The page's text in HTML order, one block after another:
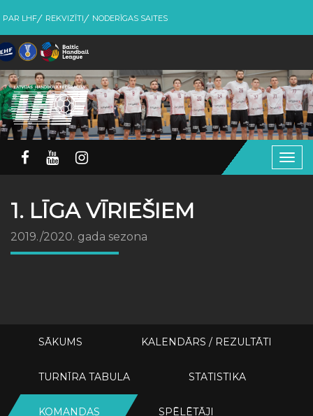
PAR LHF REKVIZĪTI NODERĪGAS SAITES
1. LĪGA VĪRIEŠIEM
2019./2020. gada sezona
SĀKUMS KALENDĀRS / REZULTĀTI
TURNĪRA TABULA STATISTIKA
KOMANDAS SPĒLĒTĀJI